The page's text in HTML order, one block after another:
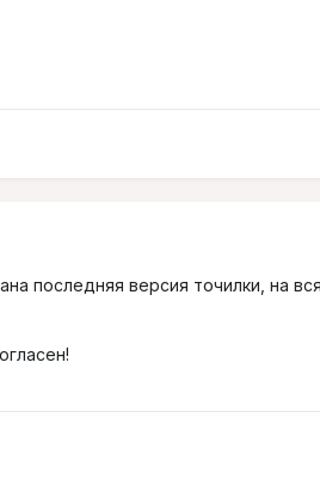
последняя версия точилки, на